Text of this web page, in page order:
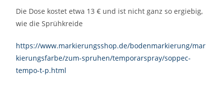
Die Dose kostet etwa 13 € und ist nicht ganz so ergiebig,
wie die Sprühkreide
https://www.markierungsshop.de/bodenmarkierung/mar
kierungsfarbe/zum-spruhen/temporarspray/soppec-
tempo-t-p.html